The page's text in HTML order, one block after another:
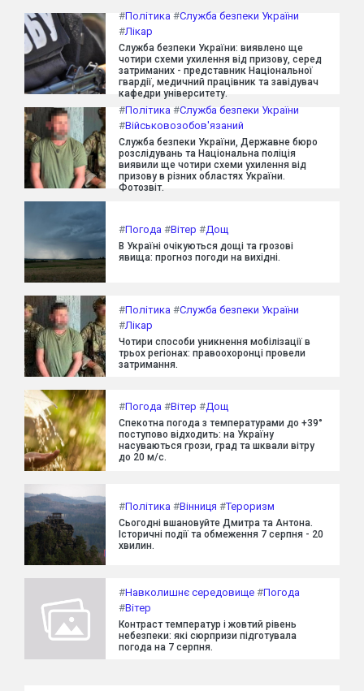
#Політика #Служба безпеки України
#Лікар
Служба безпеки України: виявлено ще
чотири схеми ухилення від призову, серед
затриманих - представник Національної
гвардії, медичний працівник та завідувач
кафедри університету.
#Політика #Служба безпеки України
#Військовозобов'язаний
Служба безпеки України, Державне бюро
розслідувань та Національна поліція
виявили ще чотири схеми ухилення від
призову в різних областях України.
Фотозвіт.
#Погода #Вітер #Дощ
В Україні очікуються дощі та грозові
явища: прогноз погоди на вихідні.
#Політика #Служба безпеки України
#Лікар
Чотири способи уникнення мобілізації в
трьох регіонах: правоохоронці провели
затримання.
#Погода #Вітер #Дощ
Спекотна погода з температурами до +39°
поступово відходить: на Україну
насуваються грози, град та шквали вітру
до 20 м/с.
#Політика #Вінниця #Тероризм
Сьогодні вшановуйте Дмитра та Антона.
Історичні події та обмеження 7 серпня - 20
хвилин.
#Навколишнє середовище #Погода
#Вітер
Контраст температур і жовтий рівень
небезпеки: які сюрпризи підготувала
погода на 7 серпня.